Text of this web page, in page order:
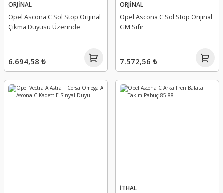
ORJİNAL
Opel Ascona C Sol Stop Orijinal
Çıkma Duyusu Üzerinde
6.694,58 ₺
ORJİNAL
Opel Ascona C Sol Stop Orijinal
GM Sıfır
7.572,56 ₺
İTHAL